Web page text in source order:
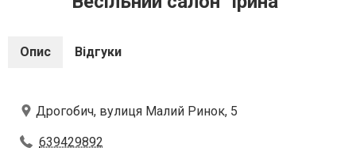
Опис Відгуки
Дрогобич, вулиця Малий Ринок, 5
639429892